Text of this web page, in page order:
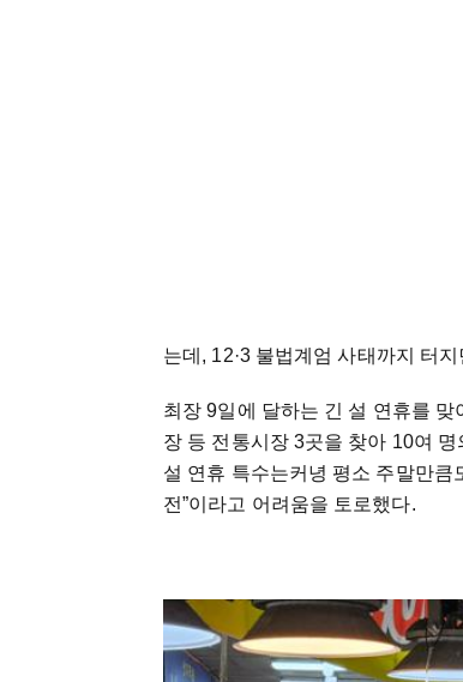
는데, 12·3 불법계엄 사태까지 터
최장 9일에 달하는 긴 설 연휴를
장 등 전통시장 3곳을 찾아 10여
설 연휴 특수는커녕 평소 주말만큼
전”이라고 어려움을 토로했다.